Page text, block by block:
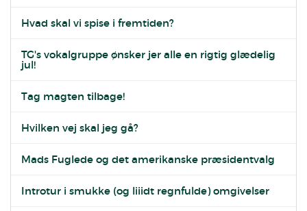
Hvad skal vi spise i fremtiden?
TG's vokalgruppe ønsker jer alle en rigtig glædelig
jul!
Tag magten tilbage!
Hvilken vej skal jeg gå?
Mads Fuglede og det amerikanske præsidentvalg
Introtur i smukke (og liiidt regnfulde) omgivelser